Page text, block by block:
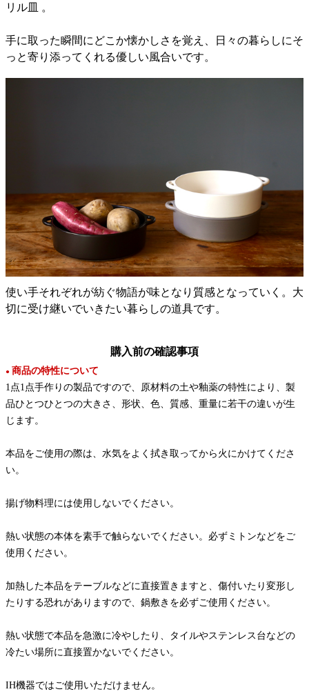
リル皿 。
手に取った瞬間にどこか懐かしさを覚え、日々の暮らしにそ
っと寄り添ってくれる優しい風合いです。
使い手それぞれが紡ぐ物語が味となり質感となっていく。大
切に受け継いでいきたい暮らしの道具です。
購入前の確認事項
● 商品の特性について
1点1点手作りの製品ですので、原材料の土や釉薬の特性により、製
品ひとつひとつの大きさ、形状、色、質感、重量に若干の違いが生
じます。
本品をご使用の際は、水気をよく拭き取ってから火にかけてくださ
い。
揚げ物料理には使用しないでください。
熱い状態の本体を素手で触らないでください。必ずミトンなどをご
使用ください。
加熱した本品をテーブルなどに直接置きますと、傷付いたり変形し
たりする恐れがありますので、鍋敷きを必ずご使用ください。
熱い状態で本品を急激に冷やしたり、タイルやステンレス台などの
冷たい場所に直接置かないでください。
IH機器ではご使用いただけません。